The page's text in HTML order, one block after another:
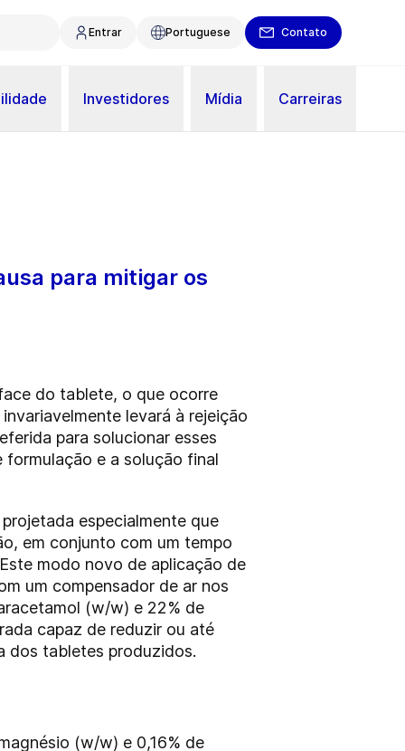
Entrar Portuguese Contato
Investidores Mídia Carreiras
para mitigar os
do tablete, o que ocorre
levará à rejeição
para solucionar esses
formulação e a solução final
especialmente que
em conjunto com um tempo
modo novo de aplicação de
um compensador de ar nos
(w/w) e 22% de
capaz de reduzir ou até
dos tabletes produzidos.
(w/w) e 0,16% de